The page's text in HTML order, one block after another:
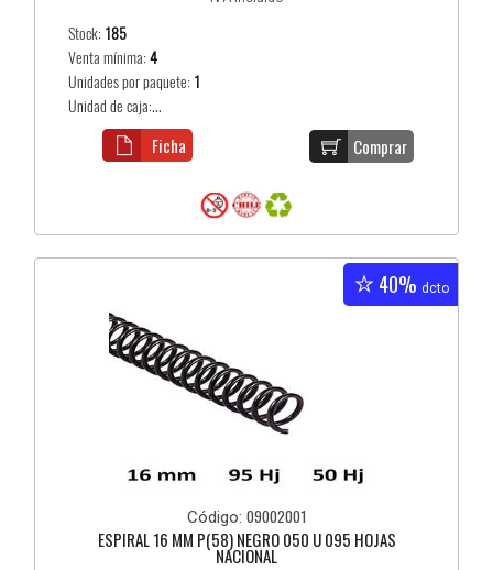
Stock: 185
Venta mínima:4
Unidades por paquete: 1
Unidad de caja:...
Comprar
Ficha
40% dcto
Código: 09002001
ESPIRAL 16 MM P(58) NEGRO 050 U 095 HOJAS
NACIONAL